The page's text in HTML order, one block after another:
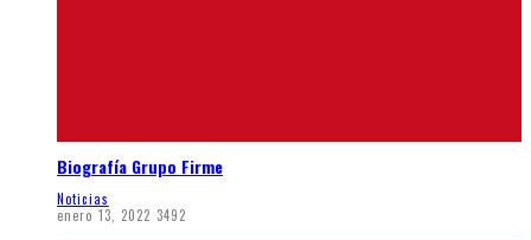
Biografía Grupo Firme
Noticias
enero 13, 2022 3492